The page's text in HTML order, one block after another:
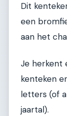
Dit
een
aan het
Je herkent
kenteken
letters (of
jaartal).